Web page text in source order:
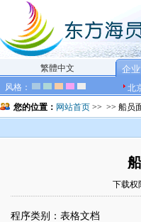
繁體中文
风格：
企
北
您的位置： 网站首页 >> >> 船员
下载权
程序类别：表格文档